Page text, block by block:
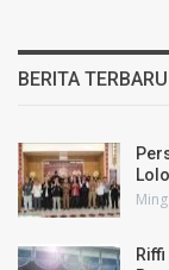
BERITA TERBARU